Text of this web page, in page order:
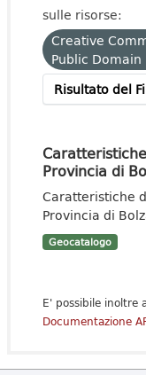
sulle risorse:
Creative
Public
Risultato del
Provincia di
Caratteristiche
Provincia di
Geocatalogo
E' possibile inoltre
Documentazione